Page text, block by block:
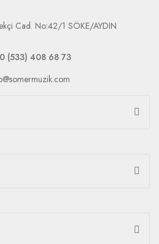
Cad. No:42/1 SÖKE/AYDIN
(533) 408 68 73